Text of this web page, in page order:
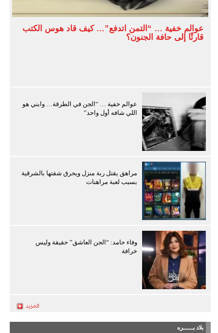
عوالم خفية … “التمن اتدفع”… كيف قاد هوس الكتب
قارئًا إلى حافة الجنون؟
عوالم خفية … “الجن في الطرقة… وابني هو
اللي شافه أول واحد”
مراهق يقتل ربة منزل ويحرق شقتها بالشرقية
بسبب لعبة مراهنات
وفاء حامد: “الجن العاشق” حقيقة وليس
خرافة
بلاد بـــــره